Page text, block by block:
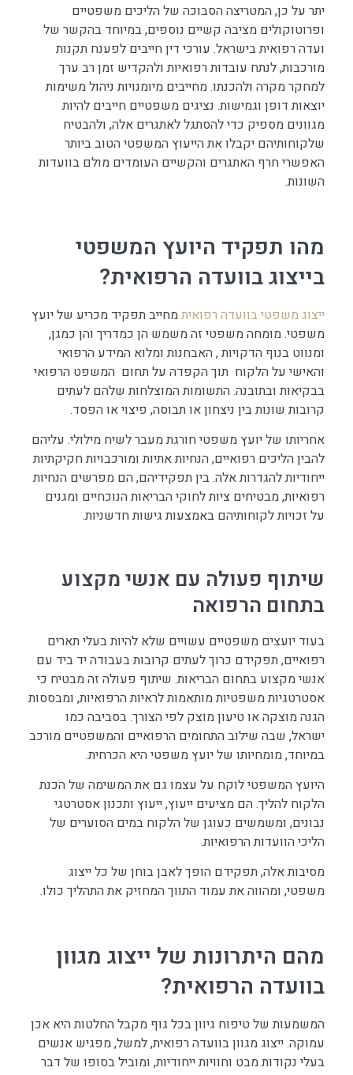
יתר על כן, המטריצה הסבוכה של הליכים משפטיים
ופרוטוקולים מציבה קשיים נוספים, במיוחד בהקשר של
ועדה רפואית בישראל. עורכי דין חייבים לפענח תקנות
מורכבות, לנתח עובדות רפואיות ולהקדיש זמן רב ערך
למחקר מקרה ולהכנתו. מחייבים מיומנויות ניהול משימות
יוצאות דופן וגמישות. נציגים משפטיים חייבים להיות
מגוונים מספיק כדי להסתגל לאתגרים אלה, ולהבטיח
שלקוחותיהם יקבלו את הייעוץ המשפטי הטוב ביותר
האפשרי חרף האתגרים והקשיים העומדים מולם בוועדות
השונות.
מהו תפקיד היועץ המשפטי
בייצוג בוועדה הרפואית?
ייצוג משפטיבוועדה רפואיתמחייב תפקיד מכריע של יועץ
משפטי. מומחה משפטי זה משמש הן כמדריך והן כמגן,
ומנווט בנוף הדקויות , האבחנות ומלוא המידע הרפואי
והאישי על הלקוח תוך הקפדה על תחום המשפט הרפואי
בבקיאות ובתובנה. התשומות המוצלחות שלהם לעתים
קרובות שונות בין ניצחון או תבוסה, פיצוי או הפסד.
אחריותו של יועץ משפטי חורגת מעבר לשיח מילולי. עליהם
להבין הליכים רפואיים, הנחיות אתיות ומורכבויות חקיקתיות
ייחודיות להגדרות אלה. בין תפקידיהם, הם מפרשים הנחיות
רפואיות, מבטיחים ציות לחוקי הבריאות הנוכחיים ומגנים
על זכויות לקוחותיהם באמצעות גישות חדשניות.
שיתוף פעולה עם אנשי מקצוע
בתחום הרפואה
בעוד יועצים משפטיים עשויים שלא להיות בעלי תארים
רפואיים, תפקידם כרוך לעתים קרובות בעבודה יד ביד עם
אנשי מקצוע בתחום הבריאות. שיתוף פעולה זה מבטיח כי
אסטרטגיות משפטיות מותאמות לראיות הרפואיות, ומבססות
הגנה מוצקה או טיעון מוצק לפי הצורך. בסביבה כמו
ישראל, שבה שילוב התחומים הרפואיים והמשפטיים מורכב
במיוחד, מומחיותו של יועץ משפטי היא הכרחית.
היועץ המשפטי לוקח על עצמו גם את המשימה של הכנת
הלקוח להליך. הם מציעים ייעוץ, ייעוץ ותכנון אסטרטגי
נבונים, ומשמשים כעוגן של הלקוח במים הסוערים של
הליכי הוועדות הרפואיות.
מסיבות אלה, תפקידם הופך לאבן בוחן של כל ייצוג
משפטי, ומהווה את עמוד התווך המחזיק את התהליך כולו.
מהם היתרונות של ייצוג מגוון
בוועדה הרפואית?
המשמעות של טיפוח גיוון בכל גוף מקבל החלטות היא אכן
עמוקה. ייצוג מגוון בוועדה רפואית, למשל, מפגיש אנשים
בעלי נקודות מבט וחוויות ייחודיות, ומוביל בסופו של דבר